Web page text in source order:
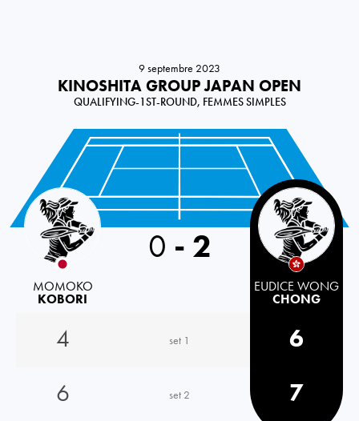
9 septembre 2023
KINOSHITA GROUP JAPAN OPEN
QUALIFYING-1ST-ROUND, FEMMES SIMPLES
Japan
MOMOKO
KOBORI
0 - 2
EUDICE WONG
CHONG
4 set 1
6
6
set 2 7